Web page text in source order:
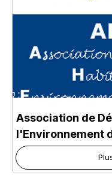
Association de
l'Environnement